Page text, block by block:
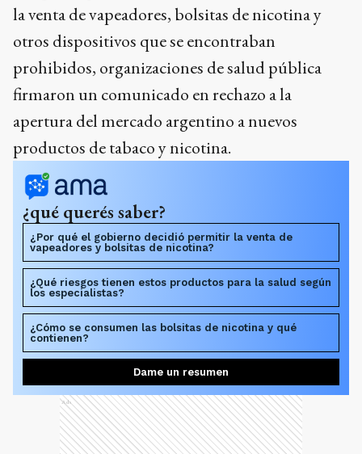
la venta de vapeadores, bolsitas de nicotina y
otros dispositivos que se encontraban
prohibidos, organizaciones de salud pública
firmaron un comunicado en rechazo a la
apertura del mercado argentino a nuevos
productos de tabaco y nicotina.
¿qué querés saber?
¿Por qué el gobierno decidió permitir la venta de
vapeadores y bolsitas de nicotina?
¿Qué riesgos tienen estos productos para la salud según
los especialistas?
¿Cómo se consumen las bolsitas de nicotina y qué
contienen?
Dame un resumen
Ads